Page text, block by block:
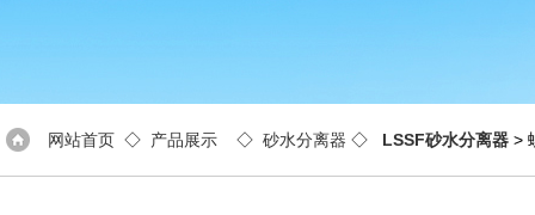
网站首页 ◇ 产品展示 ◇ 砂水分离器 ◇ LSSF砂水分离器 >